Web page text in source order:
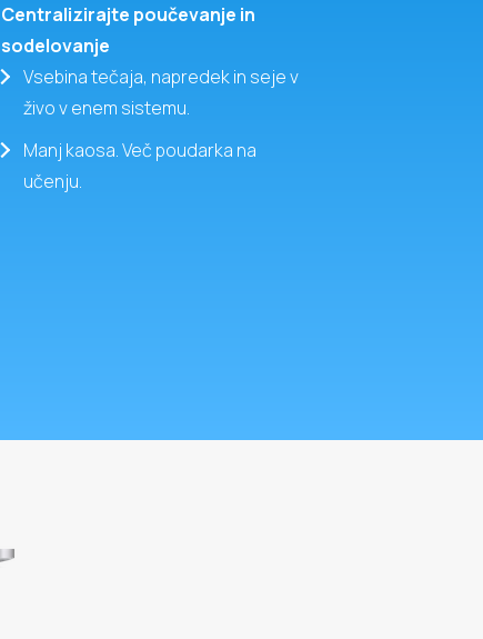
Centralizirajte poučevanje in
sodelovanje
Vsebina tečaja, napredek in seje v
živo v enem sistemu.
Manj kaosa. Več poudarka na
učenju.